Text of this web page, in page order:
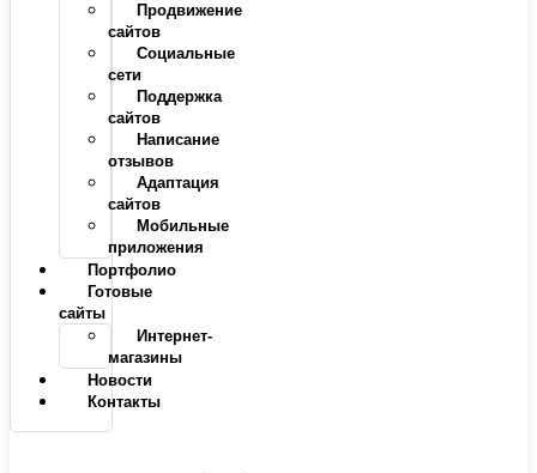
Продвижение
сайтов
Социальные
сети
Поддержка
сайтов
Написание
отзывов
Адаптация
сайтов
Мобильные
приложения
Портфолио
Готовые
сайты
Интернет-
магазины
Новости
Контакты